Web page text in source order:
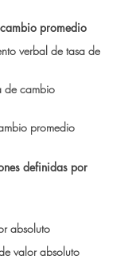
promedio
verbal de tasa de
de cambio
promedio
definidas por
absoluto
valor absoluto